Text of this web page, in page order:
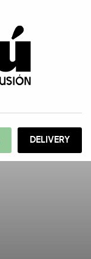
DELIVERY